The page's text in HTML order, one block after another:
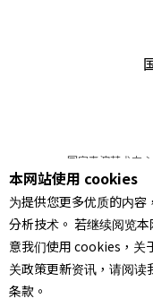
国家表演艺术中
© 2022
统一编
本站所提供相关演
服务条
本网站使用 cookies
为提供您更多优质的内
分析技术。 若继续阅览
意我们使用 cookies，关
关政策更新资讯，请阅读
条款。